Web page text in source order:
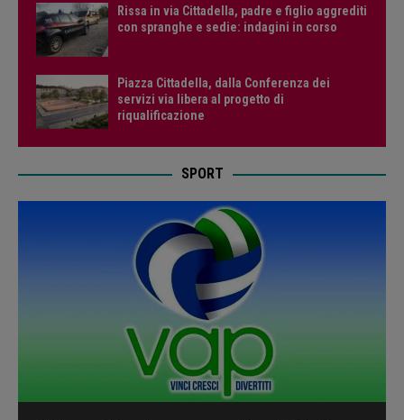
Rissa in via Cittadella, padre e figlio aggrediti
con spranghe e sedie: indagini in corso
Piazza Cittadella, dalla Conferenza dei
servizi via libera al progetto di
riqualificazione
SPORT